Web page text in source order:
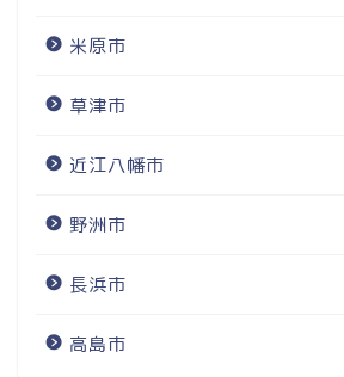
米原市
草津市
近江八幡市
野洲市
長浜市
高島市